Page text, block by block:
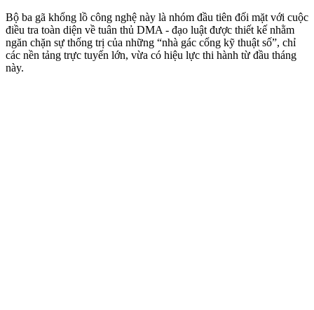
Bộ ba gã khổng lồ công nghệ này là nhóm đầu tiên đối mặt với cuộc
điều tra toàn diện về tuân thủ DMA - đạo luật được thiết kế nhằm
ngăn chặn sự thống trị của những “nhà gác cổng kỹ thuật số”, chỉ
các nền tảng trực tuyến lớn, vừa có hiệu lực thi hành từ đầu tháng
này.